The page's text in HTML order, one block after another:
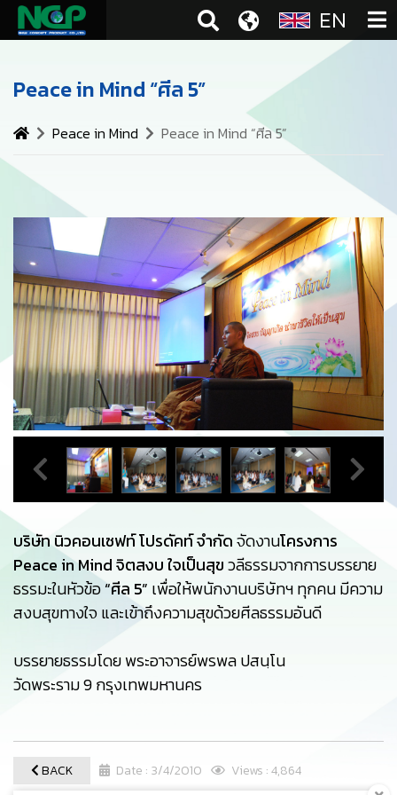
EN
Peace in Mind “ศีล 5”
Peace in Mind Peace in Mind “ศีล 5”
บริษัท นิวคอนเซฟท์ โปรดัคท์ จำกัดจัดงานโครงการ
Peace in Mind จิตสงบ ใจเป็นสุขวลีธรรมจากการบรรยาย
ธรรมะในหัวข้อ“ศีล 5” เพื่อให้พนักงานบริษัทฯ ทุกคน มีความ
สงบสุขทางใจ และเข้าถึงความสุขด้วยศีลธรรมอันดี
บรรยายธรรมโดย พระอาจารย์พรพล ปสนฺโน
วัดพระราม 9 กรุงเทพมหานคร
BACK Date : 3/4/2010 Views : 4,864